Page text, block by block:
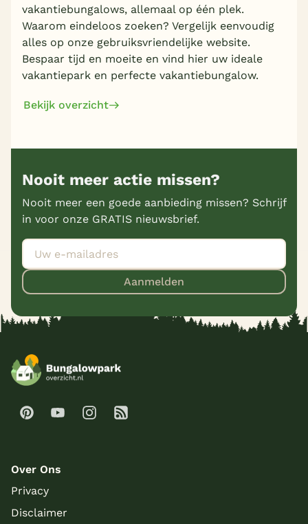
vakantiebungalows, allemaal op één plek.
Waarom eindeloos zoeken? Vergelijk eenvoudig
alles op onze gebruiksvriendelijke website.
Bespaar tijd en moeite en vind hier uw ideale
vakantiepark en perfecte vakantiebungalow.
Bekijk overzicht
Nooit meer actie missen?
Nooit meer een goede aanbieding missen? Schrijf
in voor onze GRATIS nieuwsbrief.
Aanmelden
Over Ons
Privacy
Disclaimer